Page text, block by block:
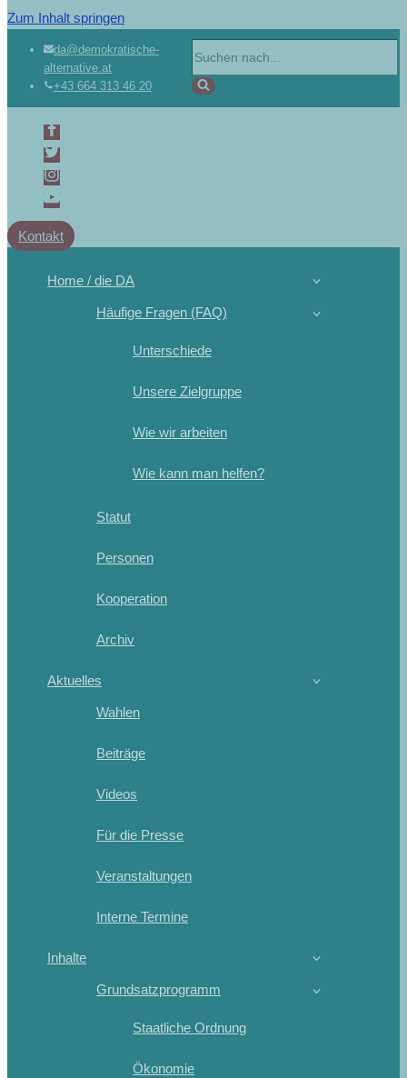
Zum Inhalt springen
da@demokratische-
alternative.at
+43 664 313 46 20
Kontakt
Home / die DA
Häufige Fragen (FAQ)
Unterschiede
Unsere Zielgruppe
Wie wir arbeiten
Wie kann man helfen?
Statut
Personen
Kooperation
Archiv
Aktuelles
Wahlen
Beiträge
Videos
Für die Presse
Veranstaltungen
Interne Termine
Inhalte
Grundsatzprogramm
Staatliche Ordnung
Ökonomie